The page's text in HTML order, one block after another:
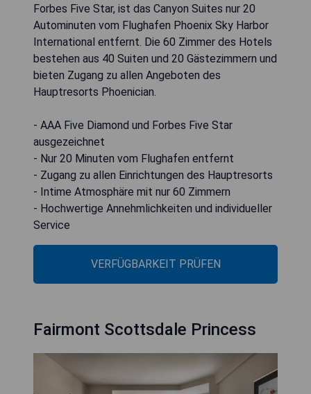
Forbes Five Star, ist das Canyon Suites nur 20
Autominuten vom Flughafen Phoenix Sky Harbor
International entfernt. Die 60 Zimmer des Hotels
bestehen aus 40 Suiten und 20 Gästezimmern und
bieten Zugang zu allen Angeboten des
Hauptresorts Phoenician.
- AAA Five Diamond und Forbes Five Star
ausgezeichnet
- Nur 20 Minuten vom Flughafen entfernt
- Zugang zu allen Einrichtungen des Hauptresorts
- Intime Atmosphäre mit nur 60 Zimmern
- Hochwertige Annehmlichkeiten und individueller
Service
VERFÜGBARKEIT PRÜFEN
Fairmont Scottsdale Princess